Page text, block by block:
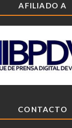
AFILIADO A
CONTACTO